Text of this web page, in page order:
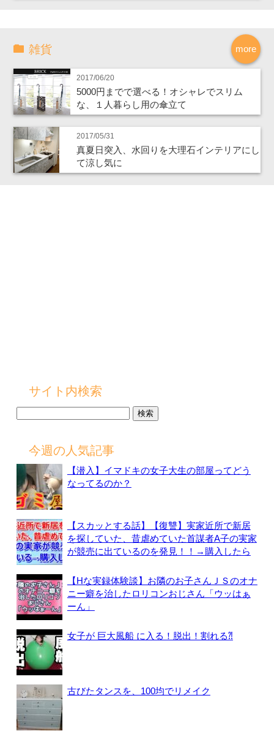
more
雑貨
2017/06/20
5000円までで選べる！オシャレでスリム
な、１人暮らし用の傘立て
2017/05/31
真夏日突入、水回りを大理石インテリアにし
て涼し気に
サイト内検索
今週の人気記事
【潜入】イマドキの女子大生の部屋ってどう
なってるのか？
【スカッとする話】【復讐】実家近所で新居
を探していた、昔虐めていた首謀者A子の実家
が競売に出ているのを発見！！→購入したら
【Hな実録体験談】お隣のお子さんＪＳのオナ
ニー癖を治したロリコンおじさん「ウッはぁ
ーん」
女子が 巨大風船 に入る！脱出！割れる⁈
古びたタンスを、100均でリメイク